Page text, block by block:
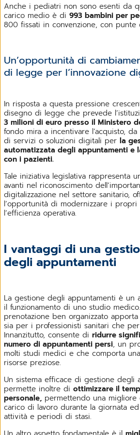
Anche i pediatri non sono esenti da
carico medio è di 993 bambini per
800 fissati in convenzione, con punte
Un’opportunità di
di legge per l’innovazione
In risposta a questa pressione
disegno di legge che prevede
3 milioni di euro presso il Ministero
fondo mira a incentivare l’acquisto,
di servizi o soluzioni digitali per la
automatizzata degli appuntamenti e
con i pazienti.
Tale iniziativa legislativa rappresenta
avanti nel riconoscimento
digitalizzazione nel settore sanitario,
l’opportunità di modernizzare i
l’efficienza operativa.
I vantaggi di una
degli appuntamenti
La gestione degli appuntamenti è un
il funzionamento di uno studio
prenotazione ben organizzato
sia per i professionisti sanitari che
Innanzitutto, consente di ridurre
numero di appuntamenti persi, un
molti studi medici e che comporta
risorse preziose.
Un sistema efficace di gestione degli
permette inoltre di ottimizzare il
personale, permettendo una
carico di lavoro durante la giornata
attività e periodi di stasi.